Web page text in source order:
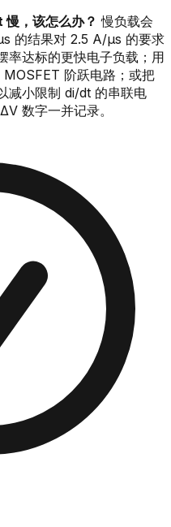
，该怎么办？ 慢负载会
的结果对 2.5 A/µs 的要求
率达标的更快电子负载；用
阶跃电路；或把
减小限制 di/dt 的串联电
数字一并记录。